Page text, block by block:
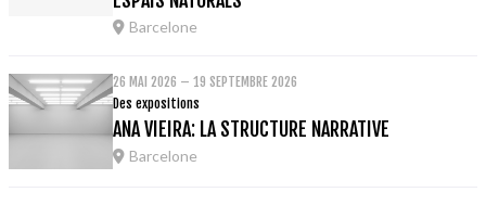
Barcelone
26 MAI 2026 – 19 SEPTEMBRE 2026
Des expositions
ANA VIEIRA: LA STRUCTURE NARRATIVE
Barcelone